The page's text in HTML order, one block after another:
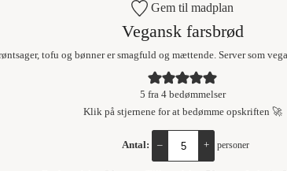
Gem til madplan
Vegansk farsbrød
tofu og bønner er smagfuld og mættende. Server som
5 fra 4bedømmelser
Klik på stjernene for at bedømme opskriften 🚀
Antal: – + personer